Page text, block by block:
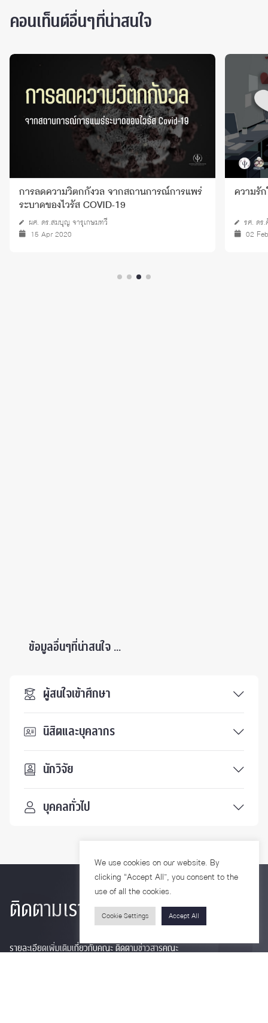
คอนเท็นต์อื่นๆที่น่าสนใจ
การลดความวิตกกังวล จากสถานการณ์การแพร่
ระบาดของไวรัส COVID-19
ผศ. ดร.สมบุญ จารุเกษมทวี
15 Apr 2020
ความรั
รศ. ดร
02
ข้อมูลอื่นๆที่น่าสนใจ ...
ผู้สนใจเข้าศึกษา
นิสิตและบุคลากร
นักวิจัย
บุคคลทั่วไป
ติดตามเรา
รายละเอียดเพิ่มเติมเกี่ยวกับคณะ ติดตามข่าวสารคณะ
We use cookies on our website. By
clicking “Accept All”, you consent to the
use of all the cookies.
Cookie Settings Accept All